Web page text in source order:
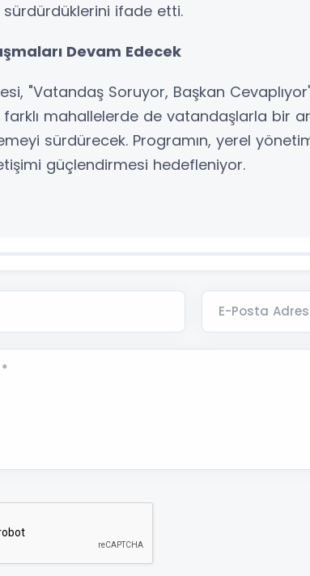
sürdürdüklerini ifade etti.
Devam Edecek
"Vatandaş Soruyor, Başkan
farklı mahallelerde de vatandaşlarla bir
sürdürecek. Programın, yerel
güçlendirmesi hedefleniyor.
E-Posta